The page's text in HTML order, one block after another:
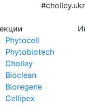
Phytocell
Phytobiotech
Cholley
Bioclean
Bioregene
Cellipex